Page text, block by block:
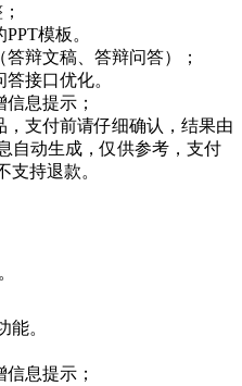
模板。
辩文稿、答辩问答）；
接口优化。
息提示；
，支付前请仔细确认，结果由
自动生成，仅供参考，支付
支持退款。
能。
息提示；